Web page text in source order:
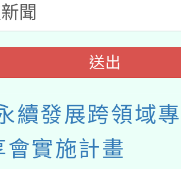
送出
續發展跨領域
會實施計畫